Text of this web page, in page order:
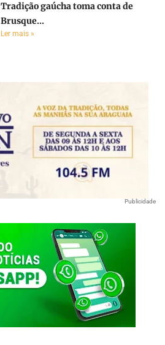
Tradição gaúcha toma conta de
Brusque...
Ler mais »
Publicidade